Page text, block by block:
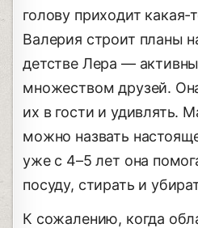
голову приходит
Валерия строит планы
детстве Лера —
множеством друзей.
их в гости и удивлять.
можно назвать
уже с 4–5 лет она
посуду, стирать и
К сожалению, когда